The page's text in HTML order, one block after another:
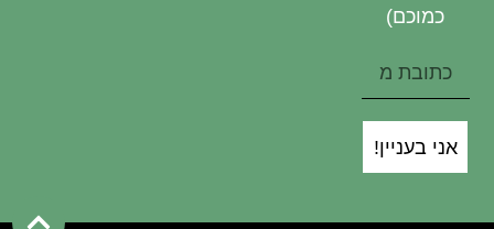
כמוכם)
אני בעניין!